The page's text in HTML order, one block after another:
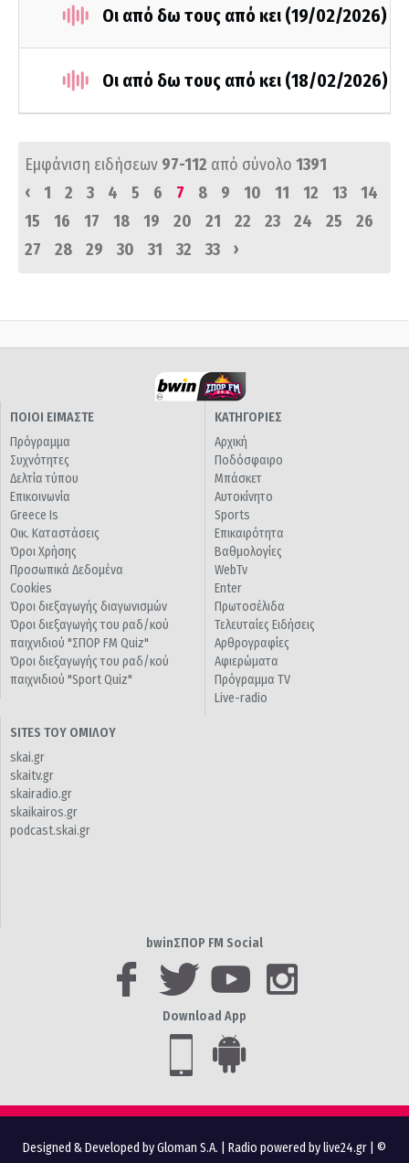
Οι από δω τους από κει (19/02/2026)
Οι από δω τους από κει (18/02/2026)
Εμφάνιση ειδήσεων 97-112 από σύνολο 1391
‹
1 2 3 4 5 6 7 8 9 10 11 12 13
14
15
16 17 18 19 20 21 22 23 24 25
26
27
28 29 30 31 32 33 ›
ΠΟΙΟΙ ΕΙΜΑΣΤΕ
Πρόγραμμα
Συχνότητες
Δελτία τύπου
Επικοινωνία
Greece Is
Οικ. Καταστάσεις
Όροι Χρήσης
Προσωπικά Δεδομένα
Cookies
Όροι διεξαγωγής διαγωνισμών
Όροι διεξαγωγής του ραδ/κού
παιχνιδιού "ΣΠΟΡ FM Quiz"
Όροι διεξαγωγής του ραδ/κού
παιχνιδιού "Sport Quiz"
ΚΑΤΗΓΟΡΙΕΣ
Αρχική
Ποδόσφαιρο
Μπάσκετ
Αυτοκίνητο
Sports
Επικαιρότητα
Βαθμολογίες
WebTv
Enter
Πρωτοσέλιδα
Τελευταίες Ειδήσεις
Αρθρογραφίες
Αφιερώματα
Πρόγραμμα TV
Live-radio
SITES ΤΟΥ ΟΜΙΛΟΥ
skai.gr
skaitv.gr
skairadio.gr
skaikairos.gr
podcast.skai.gr
bwinΣΠΟΡ FM Social
Download App
Designed & Developed by Gloman S.A. Radio powered by live24.gr | ©